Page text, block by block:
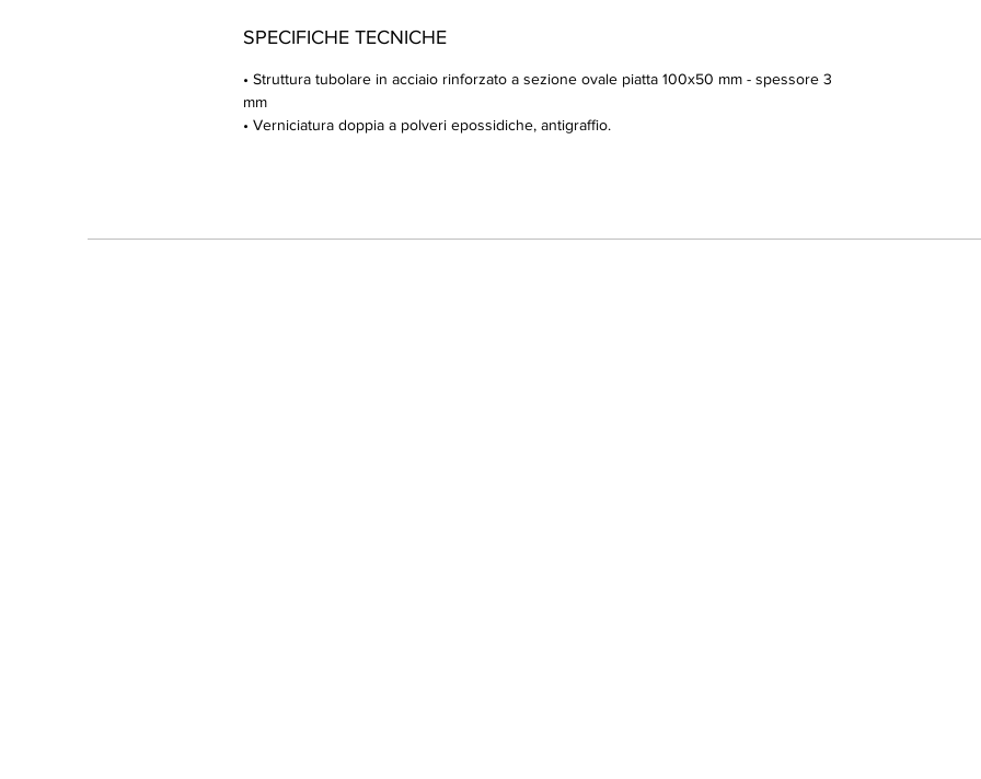
SPECIFICHE TECNICHE
• Struttura tubolare in acciaio rinforzato a sezione ovale piatta 100x50 mm - spessore 3
mm
• Verniciatura doppia a polveri epossidiche, antigraffio.